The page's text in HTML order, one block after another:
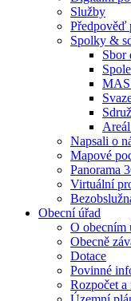
Služby
Předpověď
Spolky &
Sbor
MAS
Napsali o
Mapové
Panorama
Virtuální
Obecní úřad
O obecním
Obecně
Dotace
Povinné
Rozpočet a